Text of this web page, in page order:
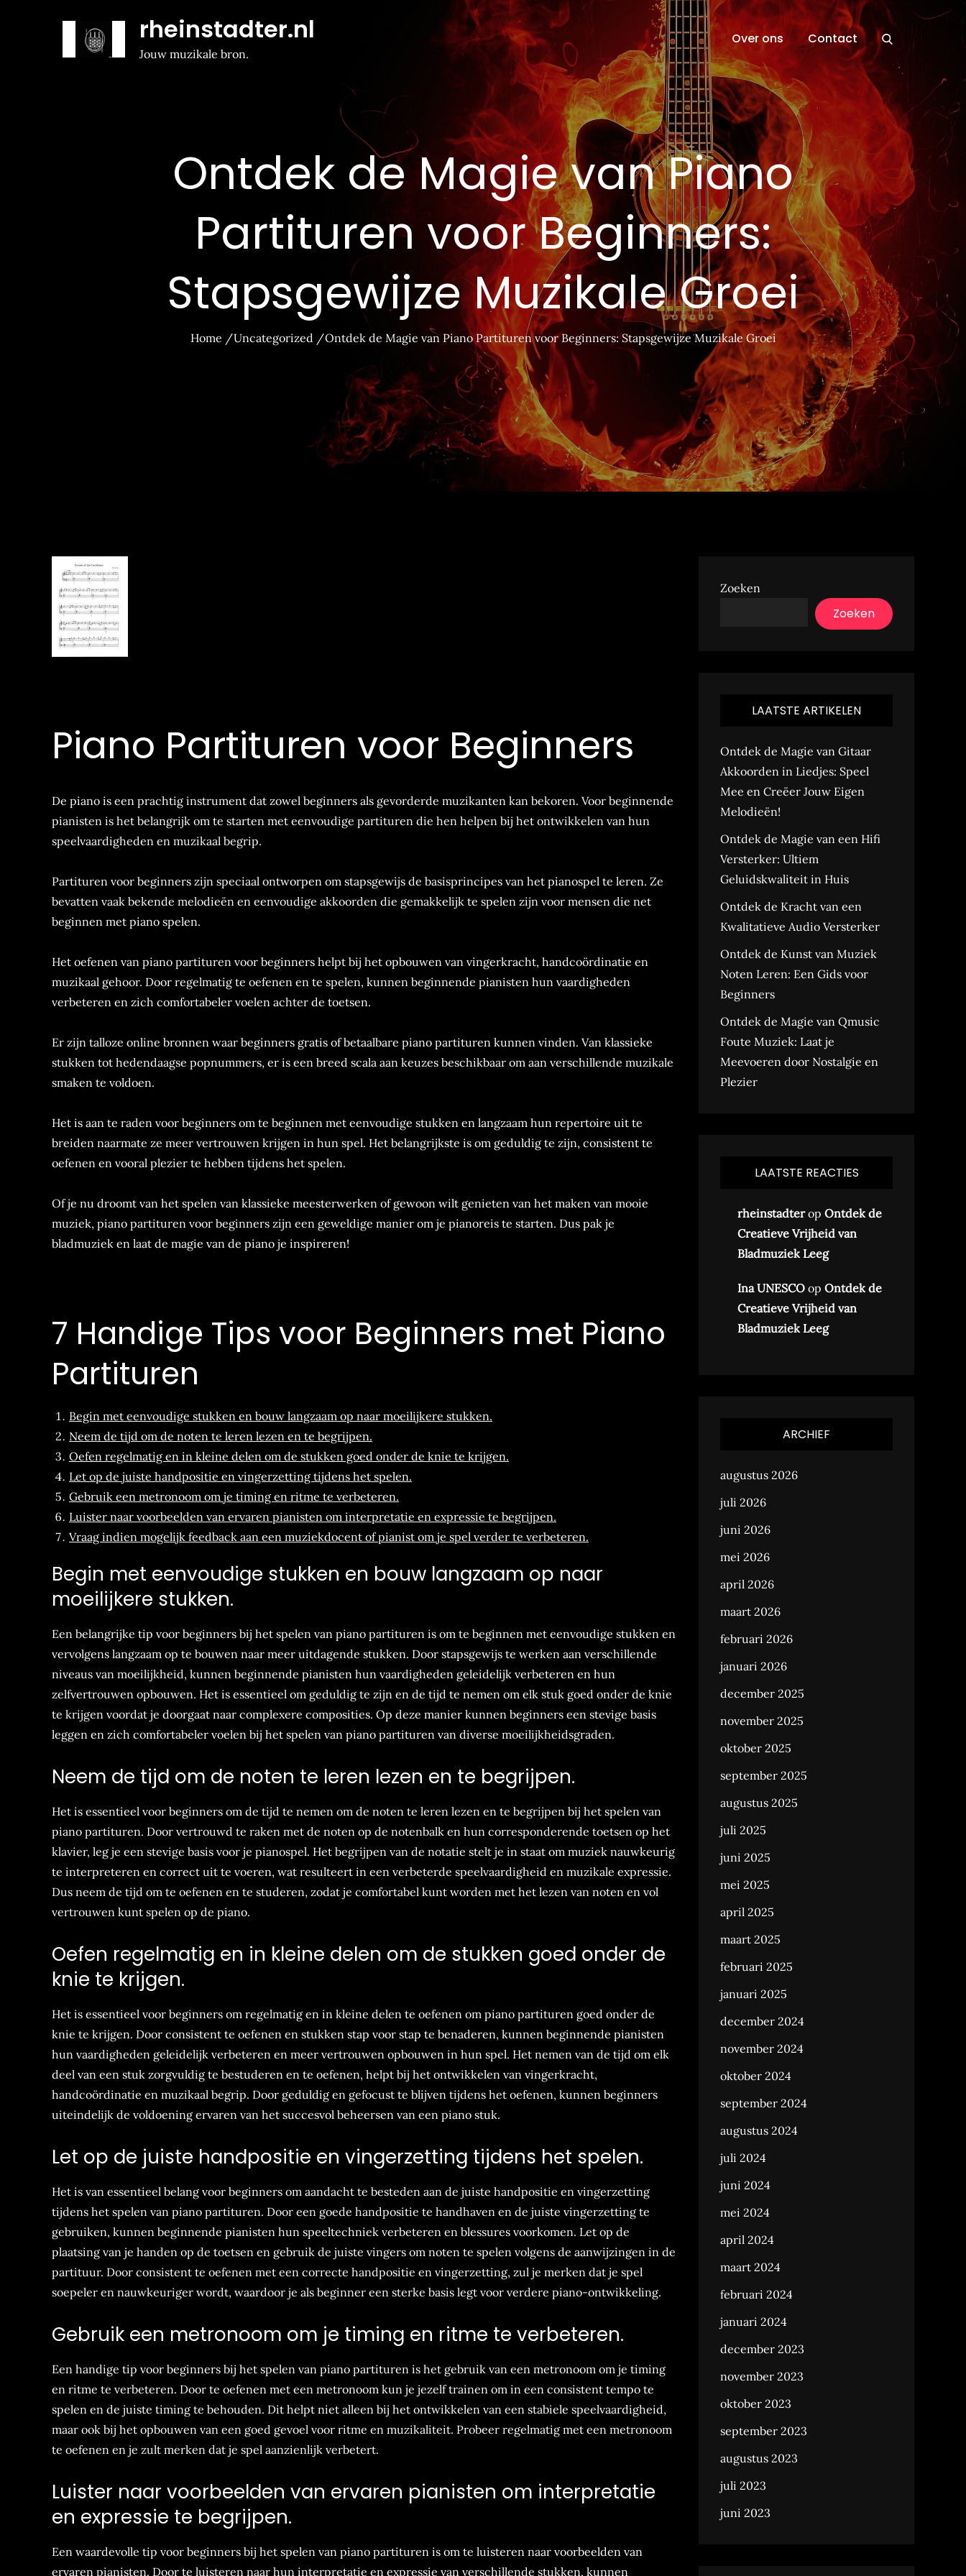
rheinstadter.nl
Jouw muzikale bron.
Over ons Contact
Ontdek de Magie van Piano
Partituren voor Beginners:
Stapsgewijze Muzikale Groei
Home Uncategorized Ontdek de Magie van Piano Partituren voor Beginners: Stapsgewijze Muzikale Groei
Piano Partituren voor Beginners
De piano is een prachtig instrument dat zowel beginners als gevorderde muzikanten kan bekoren. Voor beginnende
pianisten is het belangrijk om te starten met eenvoudige partituren die hen helpen bij het ontwikkelen van hun
speelvaardigheden en muzikaal begrip.
Partituren voor beginners zijn speciaal ontworpen om stapsgewijs de basisprincipes van het pianospel te leren. Ze
bevatten vaak bekende melodieën en eenvoudige akkoorden die gemakkelijk te spelen zijn voor mensen die net
beginnen met piano spelen.
Het oefenen van piano partituren voor beginners helpt bij het opbouwen van vingerkracht, handcoördinatie en
muzikaal gehoor. Door regelmatig te oefenen en te spelen, kunnen beginnende pianisten hun vaardigheden
verbeteren en zich comfortabeler voelen achter de toetsen.
Er zijn talloze online bronnen waar beginners gratis of betaalbare piano partituren kunnen vinden. Van klassieke
stukken tot hedendaagse popnummers, er is een breed scala aan keuzes beschikbaar om aan verschillende muzikale
smaken te voldoen.
Het is aan te raden voor beginners om te beginnen met eenvoudige stukken en langzaam hun repertoire uit te
breiden naarmate ze meer vertrouwen krijgen in hun spel. Het belangrijkste is om geduldig te zijn, consistent te
oefenen en vooral plezier te hebben tijdens het spelen.
Of je nu droomt van het spelen van klassieke meesterwerken of gewoon wilt genieten van het maken van mooie
muziek, piano partituren voor beginners zijn een geweldige manier om je pianoreis te starten. Dus pak je
bladmuziek en laat de magie van de piano je inspireren!
7 Handige Tips voor Beginners met Piano
Partituren
Begin met eenvoudige stukken en bouw langzaam op naar moeilijkere stukken.
Neem de tijd om de noten te leren lezen en te begrijpen.
Oefen regelmatig en in kleine delen om de stukken goed onder de knie te krijgen.
Let op de juiste handpositie en vingerzetting tijdens het spelen.
Gebruik een metronoom om je timing en ritme te verbeteren.
Luister naar voorbeelden van ervaren pianisten om interpretatie en expressie te begrijpen.
Vraag indien mogelijk feedback aan een muziekdocent of pianist om je spel verder te verbeteren.
Begin met eenvoudige stukken en bouw langzaam op naar
moeilijkere stukken.
Een belangrijke tip voor beginners bij het spelen van piano partituren is om te beginnen met eenvoudige stukken en
vervolgens langzaam op te bouwen naar meer uitdagende stukken. Door stapsgewijs te werken aan verschillende
niveaus van moeilijkheid, kunnen beginnende pianisten hun vaardigheden geleidelijk verbeteren en hun
zelfvertrouwen opbouwen. Het is essentieel om geduldig te zijn en de tijd te nemen om elk stuk goed onder de knie
te krijgen voordat je doorgaat naar complexere composities. Op deze manier kunnen beginners een stevige basis
leggen en zich comfortabeler voelen bij het spelen van piano partituren van diverse moeilijkheidsgraden.
Neem de tijd om de noten te leren lezen en te begrijpen.
Het is essentieel voor beginners om de tijd te nemen om de noten te leren lezen en te begrijpen bij het spelen van
piano partituren. Door vertrouwd te raken met de noten op de notenbalk en hun corresponderende toetsen op het
klavier, leg je een stevige basis voor je pianospel. Het begrijpen van de notatie stelt je in staat om muziek nauwkeurig
te interpreteren en correct uit te voeren, wat resulteert in een verbeterde speelvaardigheid en muzikale expressie.
Dus neem de tijd om te oefenen en te studeren, zodat je comfortabel kunt worden met het lezen van noten en vol
vertrouwen kunt spelen op de piano.
Oefen regelmatig en in kleine delen om de stukken goed onder de
knie te krijgen.
Het is essentieel voor beginners om regelmatig en in kleine delen te oefenen om piano partituren goed onder de
knie te krijgen. Door consistent te oefenen en stukken stap voor stap te benaderen, kunnen beginnende pianisten
hun vaardigheden geleidelijk verbeteren en meer vertrouwen opbouwen in hun spel. Het nemen van de tijd om elk
deel van een stuk zorgvuldig te bestuderen en te oefenen, helpt bij het ontwikkelen van vingerkracht,
handcoördinatie en muzikaal begrip. Door geduldig en gefocust te blijven tijdens het oefenen, kunnen beginners
uiteindelijk de voldoening ervaren van het succesvol beheersen van een piano stuk.
Let op de juiste handpositie en vingerzetting tijdens het spelen.
Het is van essentieel belang voor beginners om aandacht te besteden aan de juiste handpositie en vingerzetting
tijdens het spelen van piano partituren. Door een goede handpositie te handhaven en de juiste vingerzetting te
gebruiken, kunnen beginnende pianisten hun speeltechniek verbeteren en blessures voorkomen. Let op de
plaatsing van je handen op de toetsen en gebruik de juiste vingers om noten te spelen volgens de aanwijzingen in de
partituur. Door consistent te oefenen met een correcte handpositie en vingerzetting, zul je merken dat je spel
soepeler en nauwkeuriger wordt, waardoor je als beginner een sterke basis legt voor verdere piano-ontwikkeling.
Gebruik een metronoom om je timing en ritme te verbeteren.
Een handige tip voor beginners bij het spelen van piano partituren is het gebruik van een metronoom om je timing
en ritme te verbeteren. Door te oefenen met een metronoom kun je jezelf trainen om in een consistent tempo te
spelen en de juiste timing te behouden. Dit helpt niet alleen bij het ontwikkelen van een stabiele speelvaardigheid,
maar ook bij het opbouwen van een goed gevoel voor ritme en muzikaliteit. Probeer regelmatig met een metronoom
te oefenen en je zult merken dat je spel aanzienlijk verbetert.
Luister naar voorbeelden van ervaren pianisten om interpretatie
en expressie te begrijpen.
Een waardevolle tip voor beginners bij het spelen van piano partituren is om te luisteren naar voorbeelden van
ervaren pianisten. Door te luisteren naar hun interpretatie en expressie van verschillende stukken, kunnen
Zoeken
Zoeken
LAATSTE ARTIKELEN
Ontdek de Magie van Gitaar
Akkoorden in Liedjes: Speel
Mee en Creëer Jouw Eigen
Melodieën!
Ontdek de Magie van een Hifi
Versterker: Ultiem
Geluidskwaliteit in Huis
Ontdek de Kracht van een
Kwalitatieve Audio Versterker
Ontdek de Kunst van Muziek
Noten Leren: Een Gids voor
Beginners
Ontdek de Magie van Qmusic
Foute Muziek: Laat je
Meevoeren door Nostalgie en
Plezier
LAATSTE REACTIES
rheinstadterop Ontdek de
Creatieve Vrijheid van
Bladmuziek Leeg
Ina UNESCO op Ontdek de
Creatieve Vrijheid van
Bladmuziek Leeg
ARCHIEF
augustus 2026
juli 2026
juni 2026
mei 2026
april 2026
maart 2026
februari 2026
januari 2026
december 2025
november 2025
oktober 2025
september 2025
augustus 2025
juli 2025
juni 2025
mei 2025
april 2025
maart 2025
februari 2025
januari 2025
december 2024
november 2024
oktober 2024
september 2024
augustus 2024
juli 2024
juni 2024
mei 2024
april 2024
maart 2024
februari 2024
januari 2024
december 2023
november 2023
oktober 2023
september 2023
augustus 2023
juli 2023
juni 2023